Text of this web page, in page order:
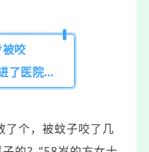
咬
了医院…
了个，被蚊子咬了几